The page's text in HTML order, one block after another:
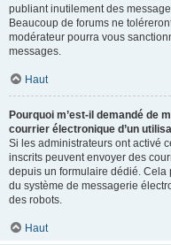
publiant inutilement des
Beaucoup de forums ne
modérateur pourra vous
messages.
Haut
Pourquoi m’est-il demandé de
courrier électronique d’un
Si les administrateurs ont activé
inscrits peuvent envoyer des
depuis un formulaire dédié. Cela
du système de messagerie
des robots.
Haut